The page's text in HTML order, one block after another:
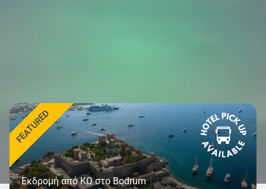
FEATURED
Εκδρομή από ΚΩ στο Bodrum